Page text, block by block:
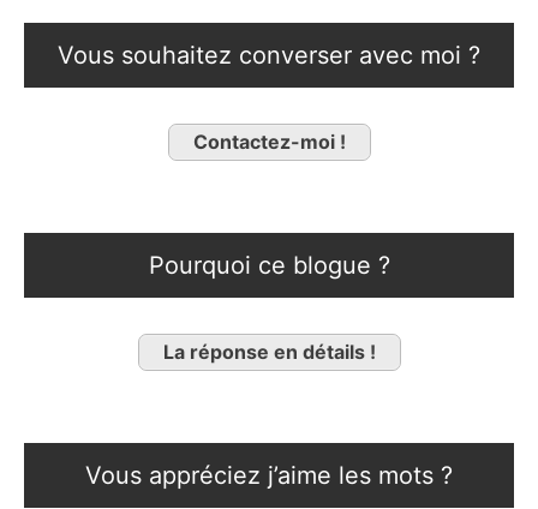
Vous souhaitez converser avec moi ?
Contactez-moi !
Pourquoi ce blogue ?
La réponse en détails !
Vous appréciez j’aime les mots ?